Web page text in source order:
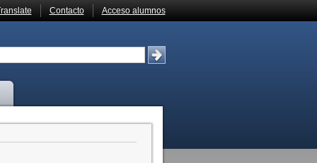
Contacto Acceso alumnos